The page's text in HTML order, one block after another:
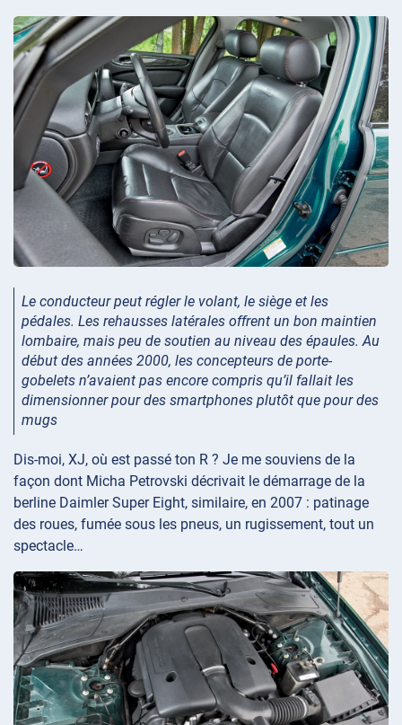
Le conducteur peut régler le volant, le siège et les
pédales. Les rehausses latérales offrent un bon maintien
lombaire, mais peu de soutien au niveau des épaules. Au
début des années 2000, les concepteurs de porte-
gobelets n’avaient pas encore compris qu’il fallait les
dimensionner pour des smartphones plutôt que pour des
mugs
Dis-moi, XJ, où est passé ton R ? Je me souviens de la
façon dont Micha Petrovski décrivait le démarrage de la
berline Daimler Super Eight, similaire, en 2007 : patinage
des roues, fumée sous les pneus, un rugissement, tout un
spectacle…